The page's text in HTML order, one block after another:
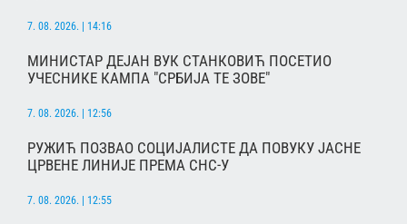
7. 08. 2026. | 14:16
МИНИСТАР ДЕЈАН ВУК СТАНКОВИЋ ПОСЕТИО
УЧЕСНИКЕ КАМПА "СРБИЈА ТЕ ЗОВЕ"
7. 08. 2026. | 12:56
РУЖИЋ ПОЗВАО СОЦИЈАЛИСТЕ ДА ПОВУКУ ЈАСНЕ
ЦРВЕНЕ ЛИНИЈЕ ПРЕМА СНС-У
7. 08. 2026. | 12:55